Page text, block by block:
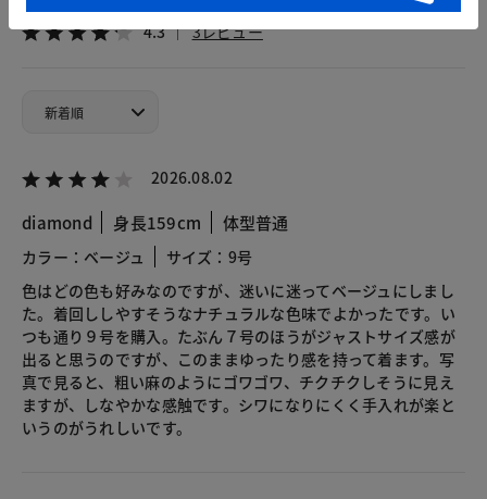
4.3 3レビュー
2026.08.02
diamond 身長159cm 体型普通
カラー：ベージュ
サイズ：9号
色はどの色も好みなのですが、迷いに迷ってベージュにしまし
た。着回ししやすそうなナチュラルな色味でよかったです。い
つも通り９号を購入。たぶん７号のほうがジャストサイズ感が
出ると思うのですが、このままゆったり感を持って着ます。写
真で見ると、粗い麻のようにゴワゴワ、チクチクしそうに見え
ますが、しなやかな感触です。シワになりにくく手入れが楽と
いうのがうれしいです。